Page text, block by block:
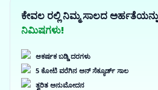
ಕೇವಲ ರಲ್ಲಿ ನಿಮ್ಮ ಸಾಲದ
ನಿಮಿಷಗಳು!
ಆಕರ್ಷಕ ಬಡ್ಡಿ ದರಗಳು
5 ಕೋಟಿ ವರೆಗಿನ ಅನ್ ಸೆಕ್ಯೂರ್ಡ್ ಸಾಲ
ತ್ವರಿತ ಅನುಮೋದನ